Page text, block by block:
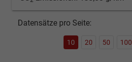
Datensätze pro Seite:
10 20 50 100